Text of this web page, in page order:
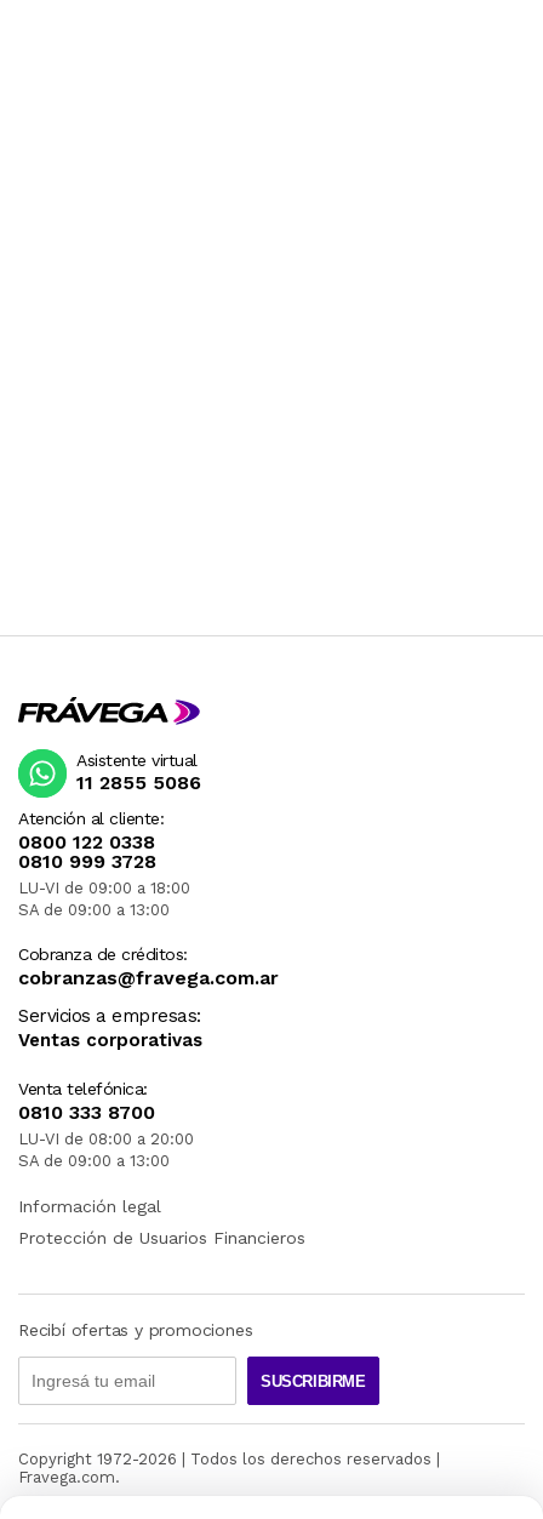
Atención al cliente:
0800 122 0338
0810 999 3728
LU-VI de 09:00 a 18:00
SA de 09:00 a 13:00
Cobranza de créditos:
cobranzas@fravega.com.ar
Servicios a empresas:
Ventas corporativas
Venta telefónica:
0810 333 8700
LU-VI de 08:00 a 20:00
SA de 09:00 a 13:00
Asistente virtual
11 2855 5086
Información legal
Protección de Usuarios Financieros
Recibí ofertas y promociones
SUSCRIBIRME
Copyright 1972-2026 | Todos los derechos reservados |
Fravega.com.